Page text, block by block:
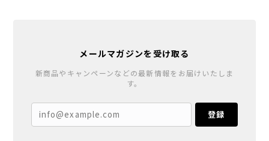
メールマガジンを受け取る
新商品やキャンペーンなどの最新情報をお届けいたしま
す。
登録